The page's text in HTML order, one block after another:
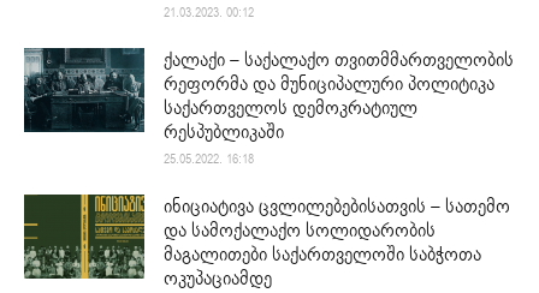
21.03.2023. 00:12
ქალაქი – საქალაქო თვითმმართველობის
რეფორმა და მუნიციპალური პოლიტიკა
საქართველოს დემოკრატიულ
რესპუბლიკაში
25.05.2022. 16:18
ინიციატივა ცვლილებებისათვის – სათემო
და სამოქალაქო სოლიდარობის
მაგალითები საქართველოში საბჭოთა
ოკუპაციამდე